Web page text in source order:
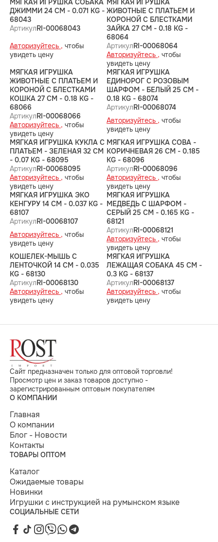
МЯГКАЯ ИГРУШКА СОБАКА
ДЖИММИ 24 CM - 0.071 KG -
68043
АртикулRI-00068043
Авторизуйтесь , чтобы
увидеть цену
МЯГКАЯ ИГРУШКА
ЖИВОТНЫЕ С ПЛАТЬЕМ И
КОРОНОЙ С БЛЕСТКАМИ
ЗАЙКА 27 CM - 0.18 KG -
68064
АртикулRI-00068064
Авторизуйтесь , чтобы
увидеть цену
МЯГКАЯ ИГРУШКА
ЖИВОТНЫЕ С ПЛАТЬЕМ И
КОРОНОЙ С БЛЕСТКАМИ
КОШКА 27 CM - 0.18 KG -
68066
АртикулRI-00068066
Авторизуйтесь , чтобы
увидеть цену
МЯГКАЯ ИГРУШКА
ЕДИНОРОГ С РОЗОВЫМ
ШАРФОМ - БЕЛЫЙ 25 CM -
0.18 KG - 68074
АртикулRI-00068074
Авторизуйтесь , чтобы
увидеть цену
МЯГКАЯ ИГРУШКА КУКЛА С
ПЛАТЬЕМ - ЗЕЛЕНАЯ 32 CM
- 0.07 KG - 68095
АртикулRI-00068095
Авторизуйтесь , чтобы
увидеть цену
МЯГКАЯ ИГРУШКА СОВА -
КОРИЧНЕВАЯ 26 CM - 0.185
KG - 68096
АртикулRI-00068096
Авторизуйтесь , чтобы
увидеть цену
МЯГКАЯ ИГРУШКА ЭКО
КЕНГУРУ 14 CM - 0.037 KG -
68107
АртикулRI-00068107
Авторизуйтесь , чтобы
увидеть цену
МЯГКАЯ ИГРУШКА
МЕДВЕДЬ С ШАРФОМ -
СЕРЫЙ 25 CM - 0.165 KG -
68121
АртикулRI-00068121
Авторизуйтесь , чтобы
увидеть цену
КОШЕЛЕК-МЫШЬ С
ЛЕНТОЧКОЙ 14 CM - 0.035
KG - 68130
АртикулRI-00068130
Авторизуйтесь , чтобы
увидеть цену
МЯГКАЯ ИГРУШКА
ЛЕЖАЩАЯ СОБАКА 45 CM -
0.3 KG - 68137
АртикулRI-00068137
Авторизуйтесь , чтобы
увидеть цену
Сайт предназначен только для оптовой торговли!
Просмотр цен и заказ товаров доступно -
зарегистрированным оптовым покупателям
О КОМПАНИИ
Главная
О компании
Блог - Новости
Контакты
ТОВАРЫ ОПТОМ
Каталог
Ожидаемые товары
Новинки
Игрушки с инструкцией на румынском языке
СОЦИАЛЬНЫЕ СЕТИ